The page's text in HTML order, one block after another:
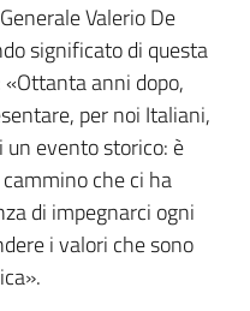
Valerio De
significato di questa
anni dopo,
per noi Italiani,
un evento storico: è
che ci ha
di impegnarci ogni
i valori che sono